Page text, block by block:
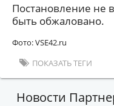
Постановление не
быть обжаловано.
Фото: VSE42.ru
ПОКАЗАТЬ ТЕГИ
Новости